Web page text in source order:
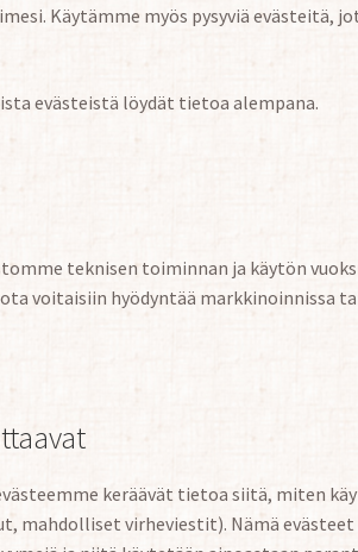
Käytämme myös pysyviä evästeitä,
evästeistä löydät tietoa alempana.
teknisen toiminnan ja käytön
voitaisiin hyödyntää markkinoinnissa
keräävät tietoa siitä, miten
mahdolliset virheviestit). Nämä